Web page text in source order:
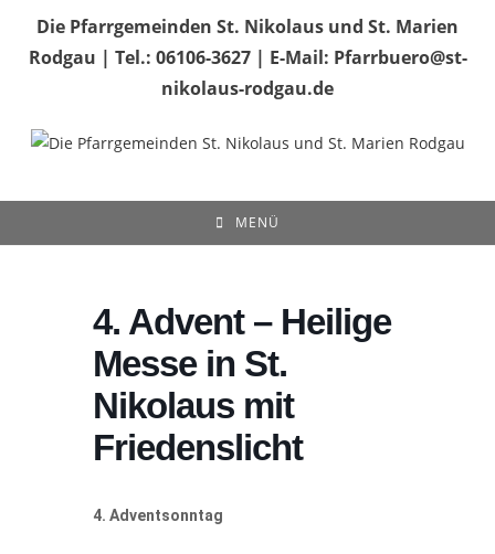
Inhalt
springen
Die Pfarrgemeinden St. Nikolaus und St. Marien
Rodgau | Tel.: 06106-3627 | E-Mail: Pfarrbuero@st-
nikolaus-rodgau.de
MENÜ
4. Advent – Heilige
Messe in St.
Nikolaus mit
Friedenslicht
4. Adventsonntag